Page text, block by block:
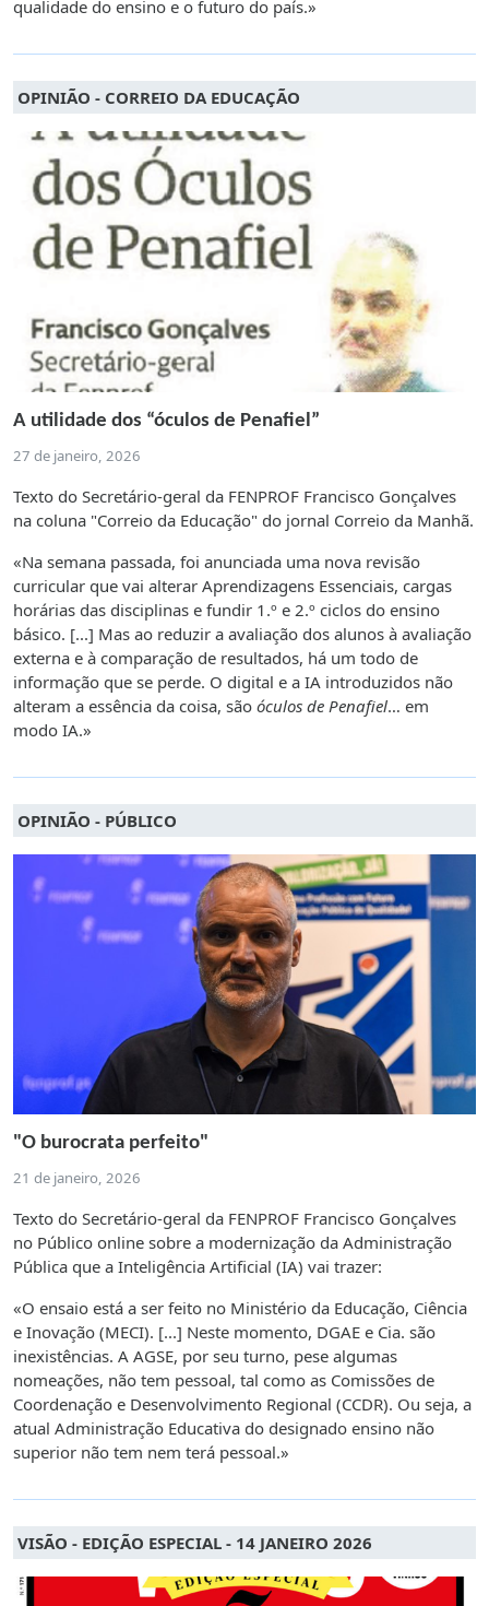
qualidade do ensino e o futuro do país.»
OPINIÃO - CORREIO DA EDUCAÇÃO
A utilidade dos “óculos de Penafiel”
27 de janeiro, 2026
Texto do Secretário-geral da FENPROF Francisco Gonçalves
na coluna "Correio da Educação" do jornal Correio da Manhã.
«Na semana passada, foi anunciada uma nova revisão
curricular que vai alterar Aprendizagens Essenciais, cargas
horárias das disciplinas e fundir 1.º e 2.º ciclos do ensino
básico. [...] Mas ao reduzir a avaliação dos alunos à avaliação
externa e à comparação de resultados, há um todo de
informação que se perde. O digital e a IA introduzidos não
alteram a essência da coisa, são óculos de Penafiel… em
modo IA.»
OPINIÃO - PÚBLICO
"O burocrata perfeito"
21 de janeiro, 2026
Texto do Secretário-geral da FENPROF Francisco Gonçalves
no Público online sobre a modernização da Administração
Pública que a Inteligência Artificial (IA) vai trazer:
«O ensaio está a ser feito no Ministério da Educação, Ciência
e Inovação (MECI). [...] Neste momento, DGAE e Cia. são
inexistências. A AGSE, por seu turno, pese algumas
nomeações, não tem pessoal, tal como as Comissões de
Coordenação e Desenvolvimento Regional (CCDR). Ou seja, a
atual Administração Educativa do designado ensino não
superior não tem nem terá pessoal.»
VISÃO - EDIÇÃO ESPECIAL - 14 JANEIRO 2026